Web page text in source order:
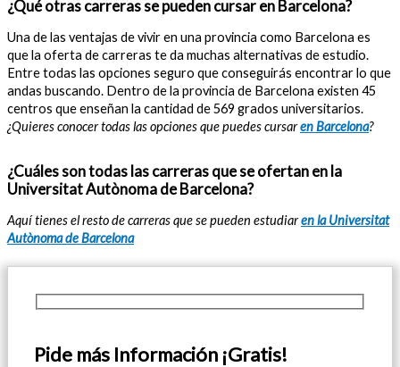
¿Qué otras carreras se pueden cursar en Barcelona?
Una de las ventajas de vivir en una provincia como Barcelona es
que la oferta de carreras te da muchas alternativas de estudio.
Entre todas las opciones seguro que conseguirás encontrar lo que
andas buscando. Dentro de la provincia de Barcelona existen 45
centros que enseñan la cantidad de 569 grados universitarios.
¿Quieres conocer todas las opciones que puedes cursaren Barcelona?
¿Cuáles son todas las carreras que se ofertan en la
Universitat Autònoma de Barcelona?
Aquí tienes el resto de carreras que se pueden estudiaren la Universitat
Autònoma de Barcelona
Pide más Información ¡Gratis!